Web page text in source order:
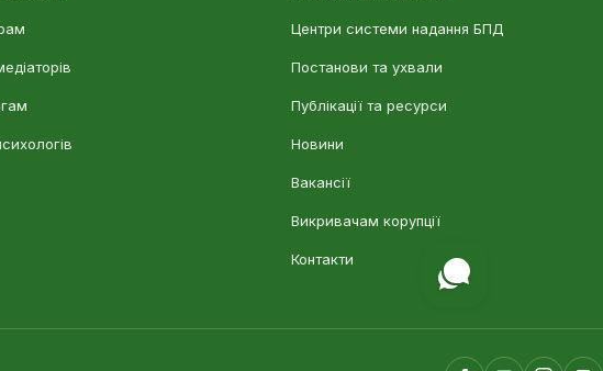
Центри системи надання БПД
Постанови та ухвали
Публікації та ресурси
Новини
Вакансії
Викривачам корупції
Контакти